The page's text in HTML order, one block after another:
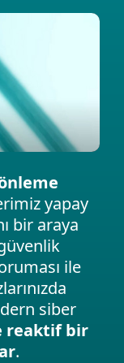
yapay
bir araya
ile
siber
reaktif bir
.